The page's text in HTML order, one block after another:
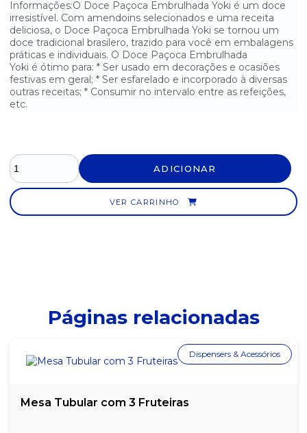
CHOCOLATE LAKA DISPLAY 20X20G
CHOCOLATE M&M MINI TUBO DISPLAY 12X30G
CHOCOLATE PRESTÍGIO DISPLAY 30X33G
CHOCOLATE PRESTÍGIO NESTLÉ COM 30 UNIDADES
CHOCOLATE TWIX CARAMELO DISPLAY 30X15G
DOCE COCADA BRANCA - POTE COM 50 UNIDADES
DOCE COCADA COCO QUEIMADO - POTE COM 50 UNIDADES
DOCE DE AMENDOIM PÉ DE MOLEQUE EMBRULHADO YOKI -
POTE COM 50
DOCE DE LEITE FRIMESA - POTE COM 4,8KG
DOCE MARIA MOLE - CAIXA COM 50 UNIDADES
Informações:O Doce Paçoca Embrulhada Yoki é um doce
irresistível. Com amendoins selecionados e uma receita
deliciosa, o Doce Paçoca Embrulhada Yoki se tornou um
doce tradicional brasilero, trazido para você em embalagens
práticas e individuais. O Doce Paçoca Embrulhada
Yoki é ótimo para: * Ser usado em decorações e ocasiões
festivas em geral; * Ser esfarelado e incorporado à diversas
outras receitas; * Consumir no intervalo entre as refeições,
etc.
ADICIONAR
VER CARRINHO
Páginas relacionadas
Mesa Tubular com 3 Fruteiras
Dispensers & Acessórios